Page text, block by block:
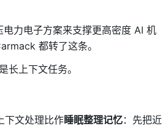
力电子方案来支撑更高密度 AI 机
都转了这条。
长上下文任务。
下文处理比作睡眠整理记忆：先把近